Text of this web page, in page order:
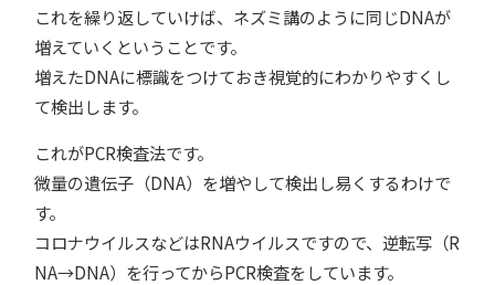
これを繰り返していけば、ネズミ講のように同じDNAが
増えていくということです。
増えたDNAに標識をつけておき視覚的にわかりやすくし
て検出します。
これがPCR検査法です。
微量の遺伝子（DNA）を増やして検出し易くするわけで
す。
コロナウイルスなどはRNAウイルスですので、逆転写（R
NA→DNA）を行ってからPCR検査をしています。